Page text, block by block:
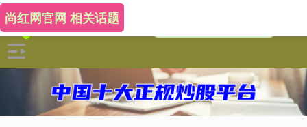
尚红网官网 相关话题